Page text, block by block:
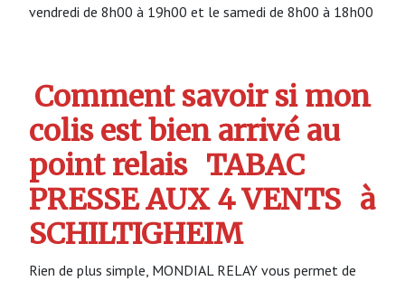
vendredi de 8h00 à 19h00 et le samedi de 8h00 à 18h00
Comment savoir si mon
colis est bien arrivé au
point relais TABAC
PRESSE AUX 4 VENTS à
SCHILTIGHEIM
Rien de plus simple, MONDIAL RELAY vous permet de